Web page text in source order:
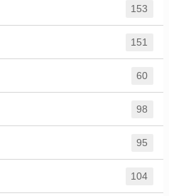
153
151
60
98
95
104